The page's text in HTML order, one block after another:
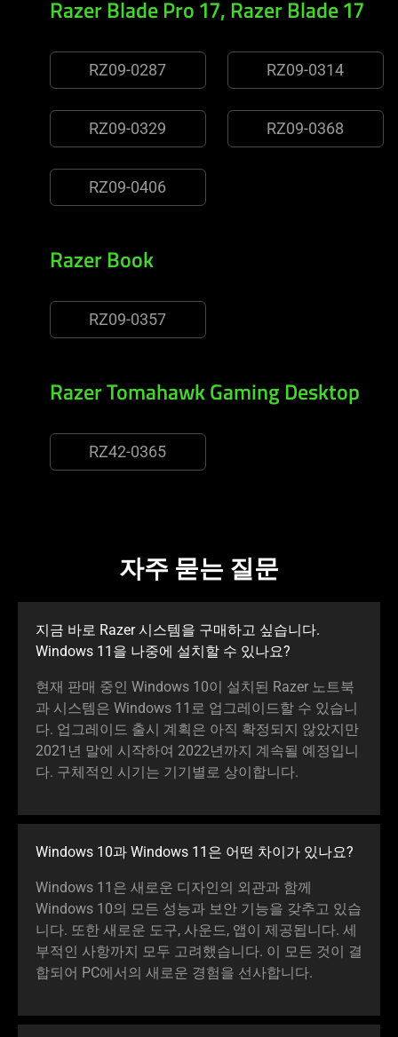
Razer Blade Pro 17, Razer Blade 17
RZ09-0287 RZ09-0314
RZ09-0329 RZ09-0368
RZ09-0406
Razer Book
RZ09-0357
Razer Tomahawk Gaming Desktop
RZ42-0365
자주 묻는 질문
지금 바로 Razer 시스템을 구매하고 싶습니다.
Windows 11을 나중에 설치할 수 있나요?
현재 판매 중인 Windows 10이 설치된 Razer 노트북
과 시스템은 Windows 11로 업그레이드할 수 있습니
다. 업그레이드 출시 계획은 아직 확정되지 않았지만
2021년 말에 시작하여 2022년까지 계속될 예정입니
다. 구체적인 시기는 기기별로 상이합니다.
Windows 10과 Windows 11은 어떤 차이가 있나요?
Windows 11은 새로운 디자인의 외관과 함께
Windows 10의 모든 성능과 보안 기능을 갖추고 있습
니다. 또한 새로운 도구, 사운드, 앱이 제공됩니다. 세
부적인 사항까지 모두 고려했습니다. 이 모든 것이 결
합되어 PC에서의 새로운 경험을 선사합니다.